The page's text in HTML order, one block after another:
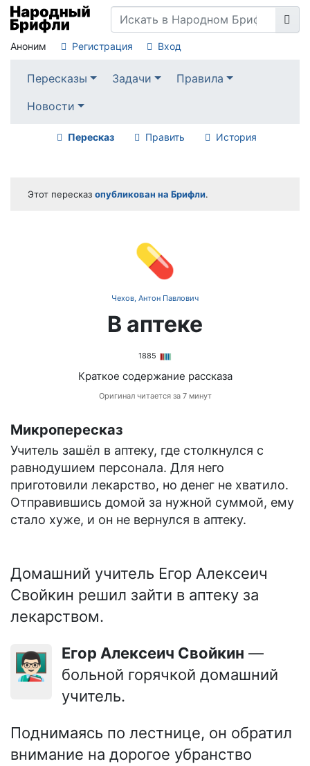
Аноним Регистрация Вход
Пересказы Задачи
Правила
Новости
Пересказ Править История
Этот пересказ опубликован на Брифли.
💊
Чехов, Антон Павлович
В аптеке
1885
Краткое содержание рассказа
Оригинал читается за 7 минут
Микропересказ
Учитель зашёл в аптеку, где столкнулся с
равнодушием персонала. Для него
приготовили лекарство, но денег не хватило.
Отправившись домой за нужной суммой, ему
стало хуже, и он не вернулся в аптеку.
Домашний учитель Егор Алексеич
Свойкин решил зайти в аптеку за
лекарством.
👨🏻‍🏫 Егор Алексеич Свойкин —
больной горячкой домашний
учитель.
Поднимаясь по лестнице, он обратил
внимание на дорогое убранство